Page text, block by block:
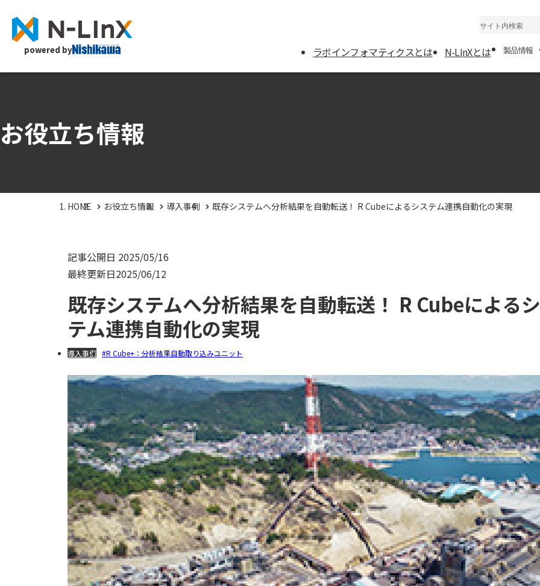
powered by ラボインフォマティクスとは N-LInXとは 製品情報
動バックアップシ
R Cube+：分析結
お役立ち情報
HOME お役立ち情報 導入事例 既存システムへ分析結果を自動転送！ R Cubeによるシステム連携自動化の実現
記事公開日 2025/05/16
最終更新日2025/06/12
既存システムへ分析結果を自動転送！ R Cubeによる
テム連携自動化の実現
導入事例 R Cube+：分析結果自動取り込みユニット